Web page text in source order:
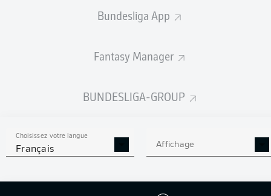
Bundesliga App
Fantasy Manager
BUNDESLIGA-GROUP
Choisissez votre langue
Français Affichage
STATS DE LA SAISON
2024/2025
TIRS ARRÊTÉS